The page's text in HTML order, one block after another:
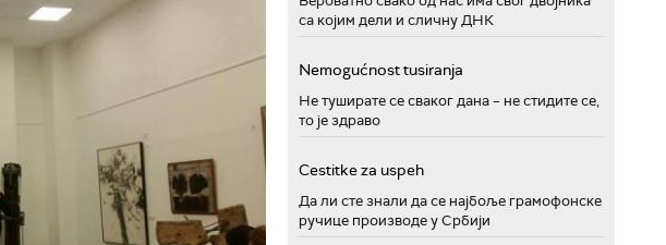
са којим дели и сличну ДНК
Nemogućnost tusiranja
Не туширате се сваког дана – не стидите се,
то је здраво
Cestitke za uspeh
Да ли сте знали да се најбоље грамофонске
ручице производе у Србији